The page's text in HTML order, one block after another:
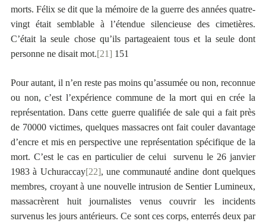
morts. Félix se dit que la mémoire de la guerre des années quatre-
vingt était semblable à l’étendue silencieuse des cimetières.
C’était la seule chose qu’ils partageaient tous et la seule dont
personne ne disait mot.[21] 151
Pour autant, il n’en reste pas moins qu’assumée ou non, reconnue
ou non, c’est l’expérience commune de la mort qui en crée la
représentation. Dans cette guerre qualifiée de sale qui a fait près
de 70000 victimes, quelques massacres ont fait couler davantage
d’encre et mis en perspective une représentation spécifique de la
mort. C’est le cas en particulier de celui survenu le 26 janvier
1983 à Uchuraccay[22], une communauté andine dont quelques
membres, croyant à une nouvelle intrusion de Sentier Lumineux,
massacrèrent huit journalistes venus couvrir les incidents
survenus les jours antérieurs. Ce sont ces corps, enterrés deux par